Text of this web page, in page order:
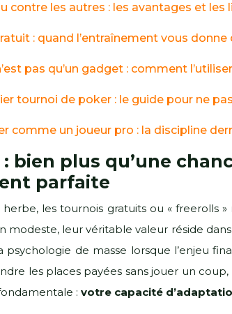
contre les autres : les avantages et
: quand l’entraînement vous
pas qu’un gadget : comment
tournoi de poker : le guide pour ne
comme un joueur pro : la discipline
bien plus qu’une
parfaite
les tournois gratuits ou « freerolls
modeste, leur véritable valeur réside
de masse lorsque l’enjeu
les places payées sans jouer un
: votre capacité